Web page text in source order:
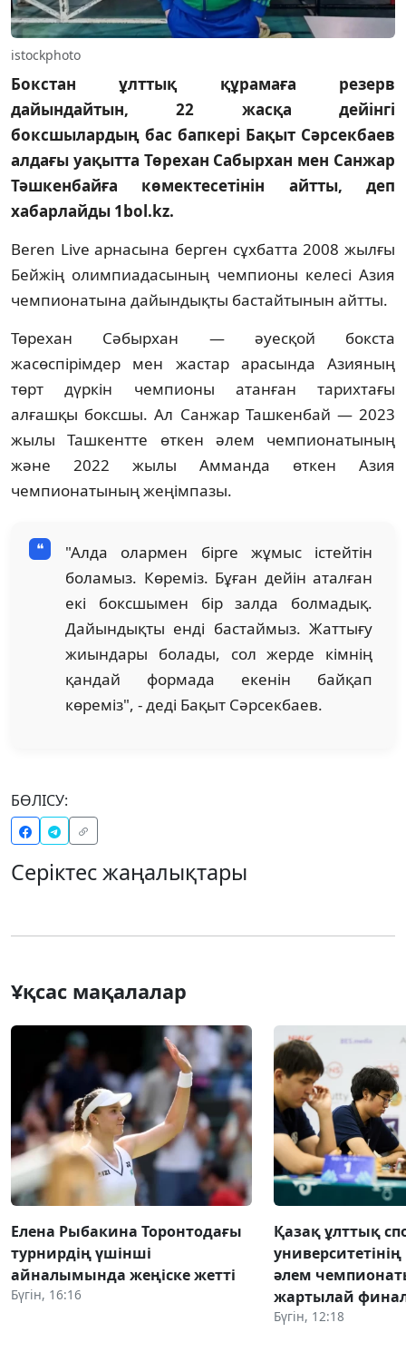
istockphoto
Бокстан ұлттық құрамаға резерв
дайындайтын, 22 жасқа дейінгі
боксшылардың бас бапкері Бақыт Сәрсекбаев
алдағы уақытта Төрехан Сабырхан мен Санжар
Тәшкенбайға көмектесетінін айтты, деп
хабарлайды 1bol.kz.
Beren Live арнасына берген сұхбатта 2008 жылғы
Бейжің олимпиадасының чемпионы келесі Азия
чемпионатына дайындықты бастайтынын айтты.
Төрехан Сәбырхан — әуесқой бокста
жасөспірімдер мен жастар арасында Азияның
төрт дүркін чемпионы атанған тарихтағы
алғашқы боксшы. Ал Санжар Ташкенбай — 2023
жылы Ташкентте өткен әлем чемпионатының
және 2022 жылы Амманда өткен Азия
чемпионатының жеңімпазы.
"Алда олармен бірге жұмыс істейтін
боламыз. Көреміз. Бұған дейін аталған
екі боксшымен бір залда болмадық.
Дайындықты енді бастаймыз. Жаттығу
жиындары болады, сол жерде кімнің
қандай формада екенін байқап
көреміз", - деді Бақыт Сәрсекбаев.
БӨЛІСУ:
Серіктес жаңалықтары
Ұқсас мақалалар
Елена Рыбакина Торонтодағы
турнирдің үшінші
айналымында жеңіске жетті
Бүгін, 16:16
Қазақ ұлттық
әлем
жартылай
Бүгін, 12:18